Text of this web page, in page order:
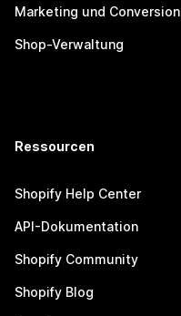
Marketing und Conversion
Shop-Verwaltung
Ressourcen
Shopify Help Center
API-Dokumentation
Shopify Community
Shopify Blog